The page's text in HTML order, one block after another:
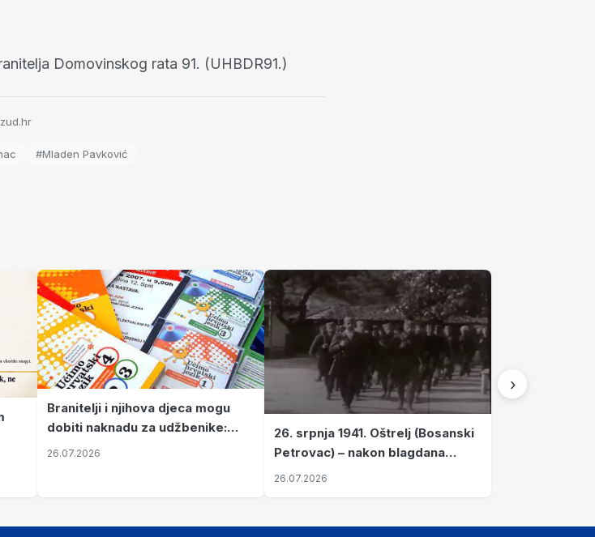
Domovinskog rata 91. (UHBDR91.)
#Mladen Pavković
Branitelji i njihova djeca mogu
dobiti naknadu za udžbenike:
zahtjevi se podnose do 31.
26.07.2026
26. srpnja 1941. Oštrelj (Bosanski
Petrovac) – nakon blagdana
Svete Ane izvršen napad srpskih
26.07.2026
›